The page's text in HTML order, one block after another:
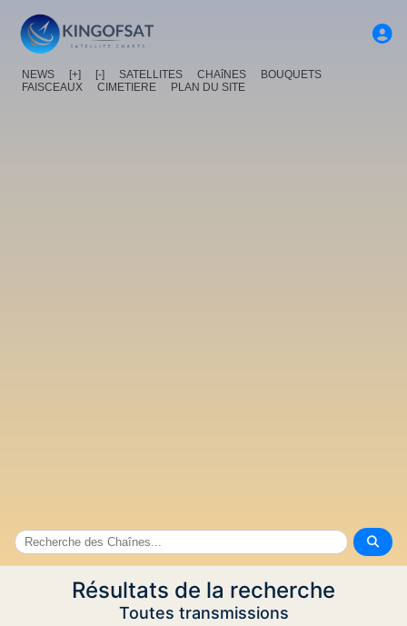
NEWS [+] [-] SATELLITES CHAîNES
BOUQUETS
FAISCEAUX
CIMETIERE PLAN DU SITE
Résultats de la recherche
Toutes transmissions